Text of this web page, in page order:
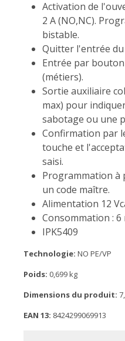
Activation de
2 A (NO,NC).
bistable.
Quitter l'entrée
Entrée par
(métiers).
Sortie auxiliaire
max) pour
sabotage ou une
Confirmation par
touche et
saisi.
Programmation à
un code maître.
Alimentation 12
Consommation : 6
IPK5409
Technologie: NO PE/VP
Poids: 0,699 kg
Dimensions du produit:
EAN 13: 8424299069913